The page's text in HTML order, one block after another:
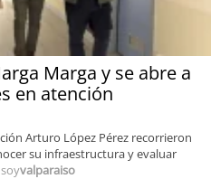
Marga y se abre a
en atención
Arturo López Pérez recorrieron
su infraestructura y evaluar
soyvalparaiso